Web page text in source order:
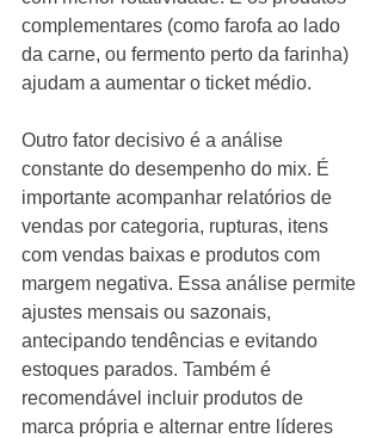
complementares (como farofa ao lado
da carne, ou fermento perto da farinha)
ajudam a aumentar o ticket médio.
Outro fator decisivo é a análise
constante do desempenho do mix. É
importante acompanhar relatórios de
vendas por categoria, rupturas, itens
com vendas baixas e produtos com
margem negativa. Essa análise permite
ajustes mensais ou sazonais,
antecipando tendências e evitando
estoques parados. Também é
recomendável incluir produtos de
marca própria e alternar entre líderes